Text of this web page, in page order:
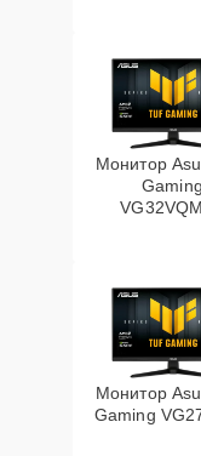
Монитор
Gaming
Монитор
Gaming